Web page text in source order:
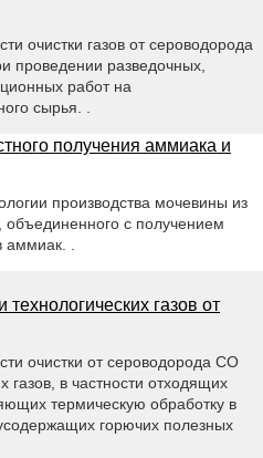
очистки газов от сероводорода
проведении разведочных,
работ на
сырья. .
получения аммиака и
производства мочевины из
с получением
аммиак. .
технологических газов от
очистки от сероводорода СО
газов, в частности отходящих
термическую обработку в
горючих полезных